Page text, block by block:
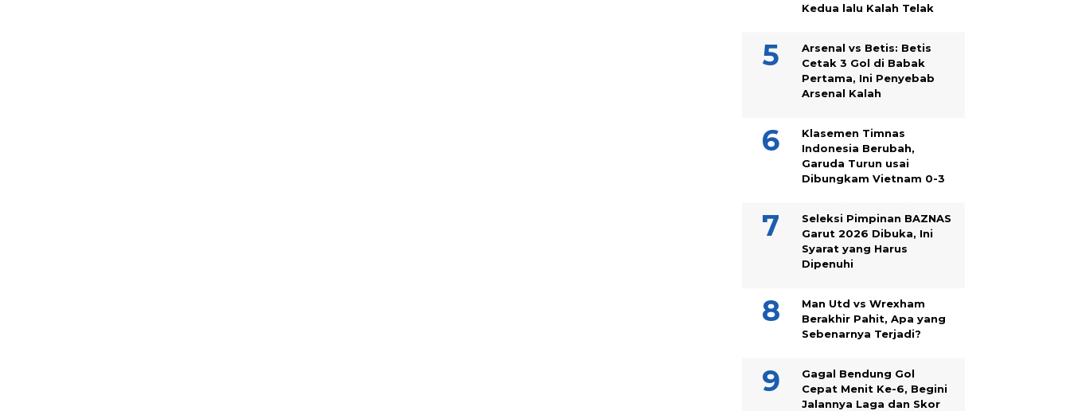
Kedua lalu Kalah Telak
Arsenal vs Betis: Betis
Cetak 3 Gol di Babak
Pertama, Ini Penyebab
Arsenal Kalah
Klasemen Timnas
Indonesia Berubah,
Garuda Turun usai
Dibungkam Vietnam 0-3
Seleksi Pimpinan BAZNAS
Garut 2026 Dibuka, Ini
Syarat yang Harus
Dipenuhi
Man Utd vs Wrexham
Berakhir Pahit, Apa yang
Sebenarnya Terjadi?
Gagal Bendung Gol
Cepat Menit Ke-6, Begini
Jalannya Laga dan Skor